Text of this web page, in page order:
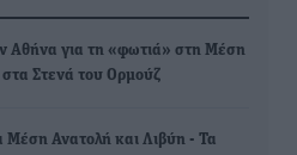
Αθήνα για τη «φωτιά» στη Μέση
Στενά του Ορμούζ
Ανατολή και Λιβύη - Τα